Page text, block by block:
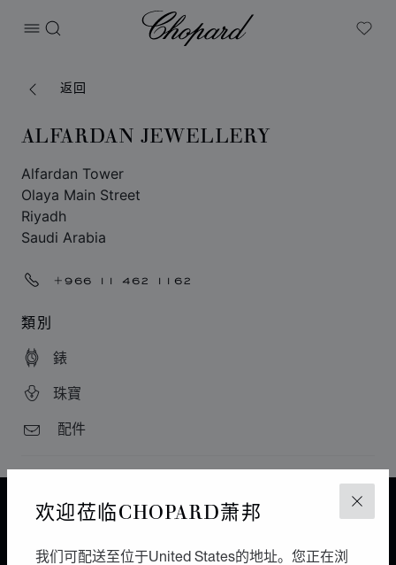
关闭
欢迎莅临CHOPARD萧邦
我们可配送至位于United States的地址。您正在浏
打开菜单
搜索
Chopard
My
返回
ALFARDAN JEWELLERY
Alfardan Tower
Olaya Main Street
Riyadh
Saudi Arabia
+966 11 462 1162
類別
錶
珠寶
配件
主页 查找精品店 所有店铺 中东和非洲